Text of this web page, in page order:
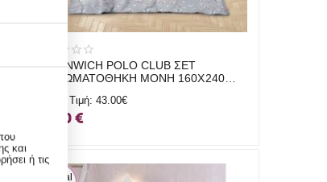
GREENWICH POLO CLUB ΣΕΤ
ΠΑΠΛΩΜΑΤΟΘΗΚΗ ΜΟΝΗ 160Χ240
Αρχική Τιμή:43.00€
30.10 €
και
ή τις
Necessary Cookies